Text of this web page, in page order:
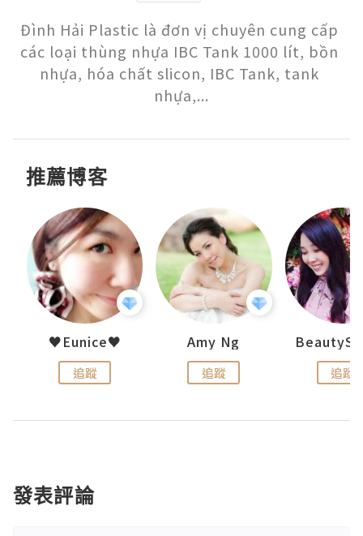
Đình Hải Plastic là đơn vị chuyên cung cấp
các loại thùng nhựa IBC Tank 1000 lít, bồn
nhựa, hóa chất slicon, IBC Tank, tank
nhựa,...
推薦博客
♥Eunice♥
追蹤
Amy Ng
追蹤 追蹤
發表評論